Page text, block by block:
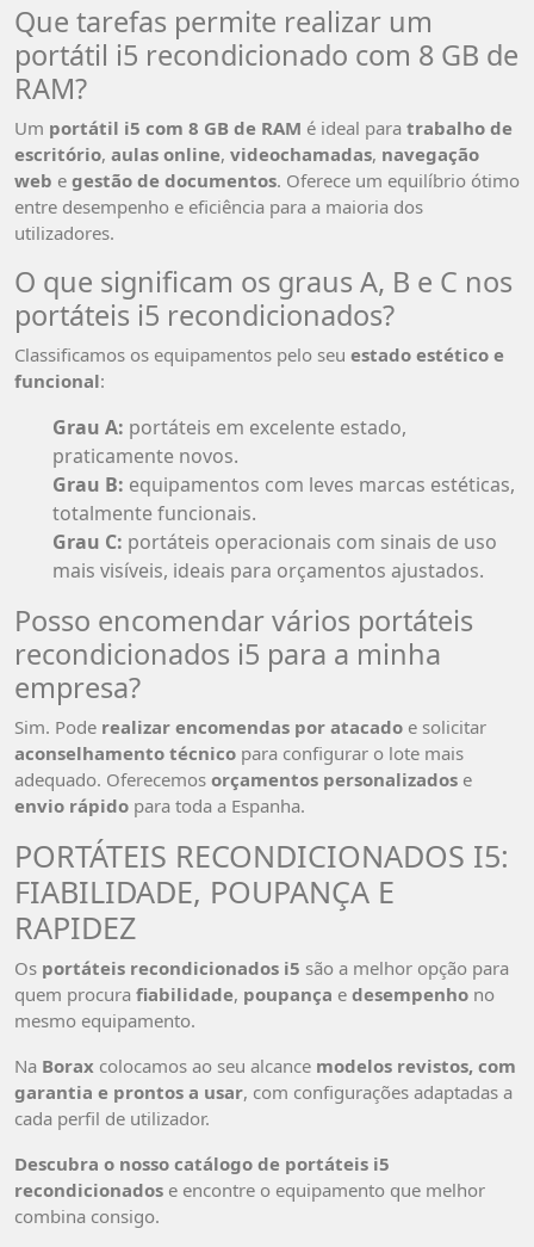
Que tarefas permite realizar um
portátil i5 recondicionado com 8 GB de
RAM?
Um portátil i5 com 8 GB de RAM é ideal para trabalho de
escritório, aulas online, videochamadas, navegação
web e gestão de documentos. Oferece um equilíbrio ótimo
entre desempenho e eficiência para a maioria dos
utilizadores.
O que significam os graus A, B e C nos
portáteis i5 recondicionados?
Classificamos os equipamentos pelo seu estado estético e
funcional:
Grau A: portáteis em excelente estado,
praticamente novos.
Grau B: equipamentos com leves marcas estéticas,
totalmente funcionais.
Grau C: portáteis operacionais com sinais de uso
mais visíveis, ideais para orçamentos ajustados.
Posso encomendar vários portáteis
recondicionados i5 para a minha
empresa?
Sim. Pode realizar encomendas por atacado e solicitar
aconselhamento técnico para configurar o lote mais
adequado. Oferecemos orçamentos personalizados e
envio rápido para toda a Espanha.
PORTÁTEIS RECONDICIONADOS I5:
FIABILIDADE, POUPANÇA E
RAPIDEZ
Os portáteis recondicionados i5 são a melhor opção para
quem procura fiabilidade, poupança e desempenho no
mesmo equipamento.
Na Borax colocamos ao seu alcance modelos revistos, com
garantia e prontos a usar, com configurações adaptadas a
cada perfil de utilizador.
Descubra o nosso catálogo de portáteis i5
recondicionados e encontre o equipamento que melhor
combina consigo.